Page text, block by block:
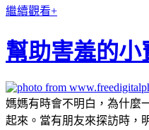
繼續觀看+
幫助害羞的小
媽媽有時會不明白，為什麼
起來。當有朋友來探訪時，